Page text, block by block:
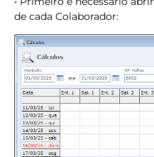
de cada Colaborador: